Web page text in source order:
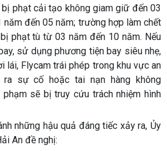
phạt cải tạo không giam giữ đến 03
đến 05 năm; trường hợp làm chết
phạt tù từ 03 năm đến 10 năm. Nếu
sử dụng phương tiện bay siêu nhẹ,
lái, Flycam trái phép trong khu vực an
ra sự cố hoặc tai nạn hàng không
sẽ bị truy cứu trách nhiệm hình
những hậu quả đáng tiếc xảy ra, Ủy
An đề nghị: